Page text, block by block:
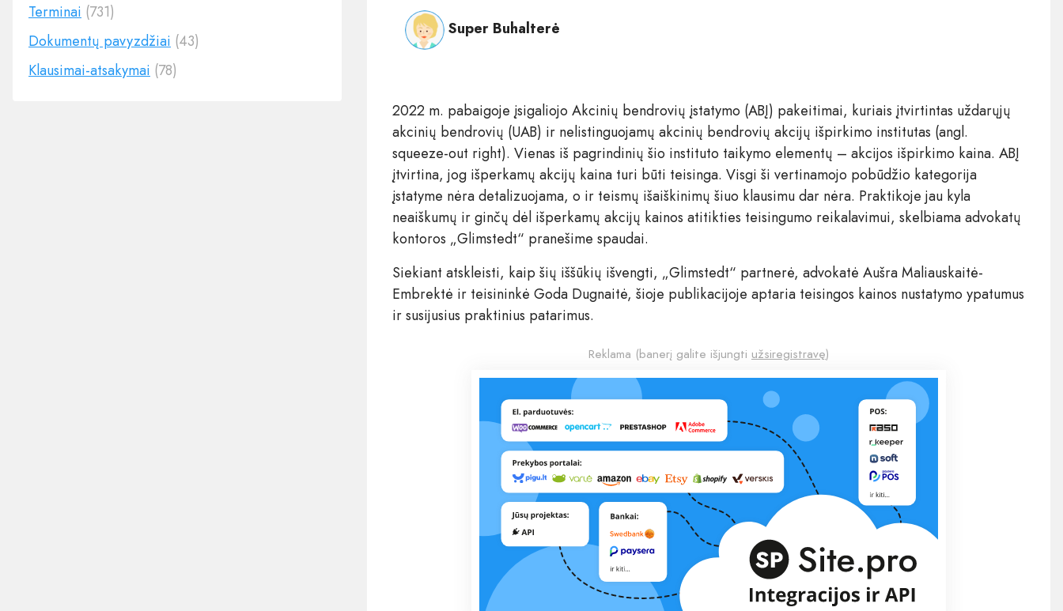
Terminai (731)
Dokumentų pavyzdžiai (43)
Klausimai-atsakymai (78)
Super Buhalterė
2022 m. pabaigoje įsigaliojo Akcinių bendrovių įstatymo (ABĮ) pakeitimai, kuriais įtvirtintas uždarųjų
akcinių bendrovių (UAB) ir nelistinguojamų akcinių bendrovių akcijų išpirkimo institutas (angl.
squeeze-out right). Vienas iš pagrindinių šio instituto taikymo elementų – akcijos išpirkimo kaina. ABĮ
įtvirtina, jog išperkamų akcijų kaina turi būti teisinga. Visgi ši vertinamojo pobūdžio kategorija
įstatyme nėra detalizuojama, o ir teismų išaiškinimų šiuo klausimu dar nėra. Praktikoje jau kyla
neaiškumų ir ginčų dėl išperkamų akcijų kainos atitikties teisingumo reikalavimui, skelbiama advokatų
kontoros „Glimstedt“ pranešime spaudai.
Siekiant atskleisti, kaip šių iššūkių išvengti, „Glimstedt“ partnerė, advokatė Aušra Maliauskaitė-
Embrektė ir teisininkė Goda Dugnaitė, šioje publikacijoje aptaria teisingos kainos nustatymo ypatumus
ir susijusius praktinius patarimus.
Reklama (banerį galite išjungti užsiregistravę)